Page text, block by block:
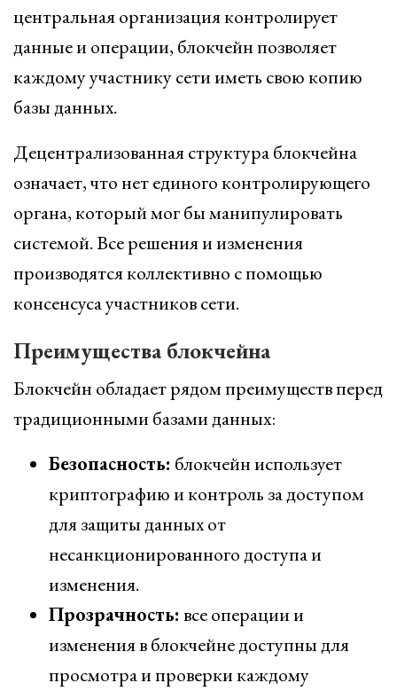
центральная организация контролирует
данные и операции, блокчейн позволяет
каждому участнику сети иметь свою копию
базы данных.
Децентрализованная структура блокчейна
означает, что нет единого контролирующего
органа, который мог бы манипулировать
системой. Все решения и изменения
производятся коллективно с помощью
консенсуса участников сети.
Преимущества блокчейна
Блокчейн обладает рядом преимуществ перед
традиционными базами данных:
Безопасность: блокчейн использует
криптографию и контроль за доступом
для защиты данных от
несанкционированного доступа и
изменения.
Прозрачность: все операции и
изменения в блокчейне доступны для
просмотра и проверки каждому